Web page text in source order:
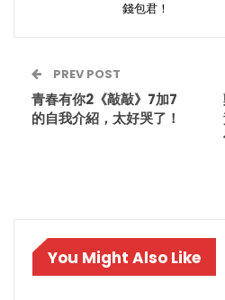
錢包君！
PREV POST
青春有你2《敲敲》7加7
的自我介紹，太好哭了！
You Might Also Like